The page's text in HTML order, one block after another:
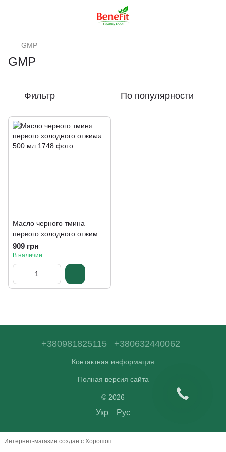
GMP
GMP
Фильтр По популярности
Масло черного тмина
первого холодного отжима
500 мл
909 грн
В наличии
+380981825115 +380632440062
Контактная информация
Полная версия сайта
© 2026
Укр Рус
Интернет-магазин создан с Хорошоп